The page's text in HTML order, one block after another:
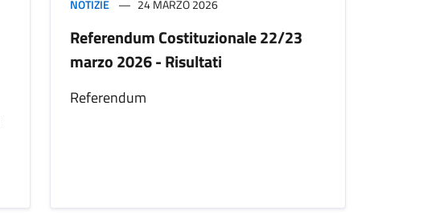
NOTIZIE 24 MARZO 2026
Referendum Costituzionale 22/23
marzo 2026 - Risultati
Referendum